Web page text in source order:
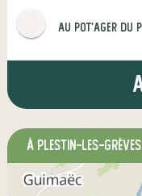
Au Pot'ager Du
à Plestin-les-Grèves